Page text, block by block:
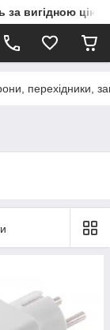
за вигідною
перехідники,